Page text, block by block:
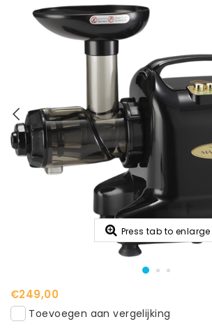
Press tab to enlarge
€249,00
Toevoegen aan vergelijking